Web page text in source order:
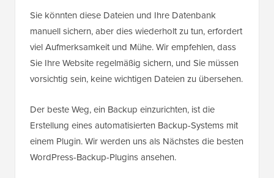
Sie könnten diese Dateien und Ihre Datenbank
manuell sichern, aber dies wiederholt zu tun, erfordert
viel Aufmerksamkeit und Mühe. Wir empfehlen, dass
Sie Ihre Website regelmäßig sichern, und Sie müssen
vorsichtig sein, keine wichtigen Dateien zu übersehen.
Der beste Weg, ein Backup einzurichten, ist die
Erstellung eines automatisierten Backup-Systems mit
einem Plugin. Wir werden uns als Nächstes die besten
WordPress-Backup-Plugins ansehen.